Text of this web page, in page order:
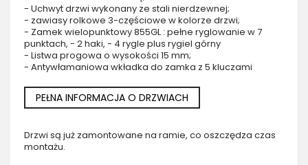
- Uchwyt drzwi wykonany ze stali nierdzewnej;
- zawiasy rolkowe 3-częściowe w kolorze drzwi;
- Zamek wielopunktowy 855GL : pełne ryglowanie w 7
punktach, - 2 haki, - 4 rygle plus rygiel górny
- Listwa progowa o wysokości 15 mm;
- Antywłamaniowa wkładka do zamka z 5 kluczami
PEŁNA INFORMACJA O DRZWIACH
Drzwi są już zamontowane na ramie, co oszczędza czas
montażu.